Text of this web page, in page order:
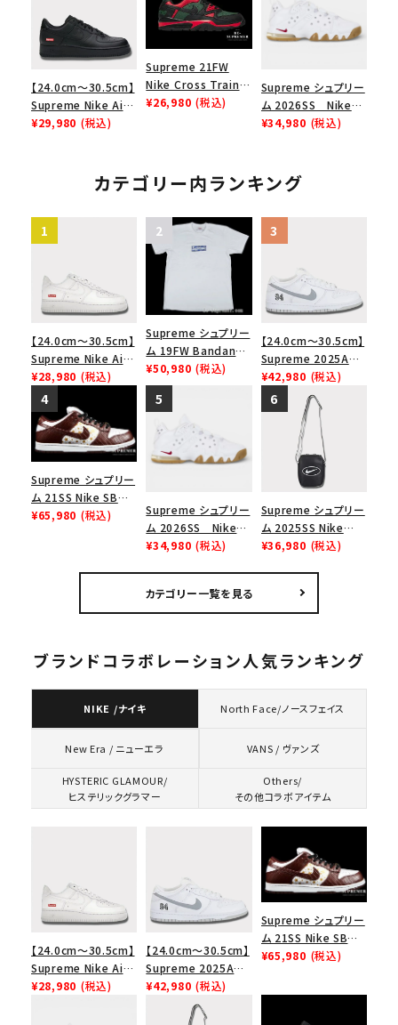
ムグッドイナフ ナイキ
エアフォース１スニー
カー シューズ ホワイ
ト
ク 黒
【24.0cm～30.5cm】
Supreme Nike Air
Force 1 Low シュプ
ューズ ブラック
¥29,980 (税込)
Supreme 21FW
Nike Cross Trainer
Low ナイキクロスト
¥26,980 (税込)
Supreme シュプリー
ム 2026SS Nike
SB Air Max 2 CB 94
ロー SP ホワイト
¥34,980 (税込)
カテゴリー内ランキング
【24.0cm～30.5cm】
Supreme Nike Air
Force 1 Low シュプ
リーム ナイキエアフォ
ース１スニーカー シ
ューズ ホワイト
¥28,980 (税込)
Supreme シュプリー
ム 19FW Bandana
Box Logo Tee バン
ダナボックスロゴTシ
ャツ ホワイト
¥50,980 (税込)
【24.0cm～30.5cm】
Supreme 2025AW
Nike SB Dunk Low
ナイキ SB ダンク ロ
ー スニーカー ホワイ
¥42,980 (税込)
Supreme シュプリー
ム 21SS Nike SB
Dunk Low ナイキSB
¥65,980 (税込)
Supreme シュプリー
ム 2026SS Nike
SB Air Max 2 CB 94
ロー SP ホワイト
¥34,980 (税込)
Supreme シュプリー
ム 2025SS Nike
Leather Shoulder
¥36,980 (税込)
カテゴリー一覧を見る
ブランドコラボレーション人気ランキング
NIKE /ナイキ North Face/ノースフェイス
New Era / ニューエラ VANS / ヴァンズ
HYSTERIC GLAMOUR/
ヒステリックグラマー
Others/
その他コラボアイテム
【24.0cm～30.5cm】
Supreme Nike Air
Force 1 Low シュプ
¥28,980 (税込)
【24.0cm～30.5cm】
Supreme 2025AW
Nike SB Dunk Low
ナイキ SB ダンク ロ
ー スニーカー ホワイ
¥42,980 (税込)
Supreme シュプリー
ム 21SS Nike SB
Dunk Low ナイキSB
¥65,980 (税込)